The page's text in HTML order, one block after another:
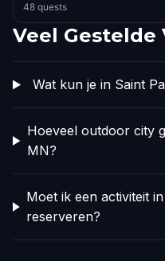
48 quests
Veel Gestelde
Wat kun je in Saint
Hoeveel outdoor city
MN?
Moet ik een activiteit
reserveren?